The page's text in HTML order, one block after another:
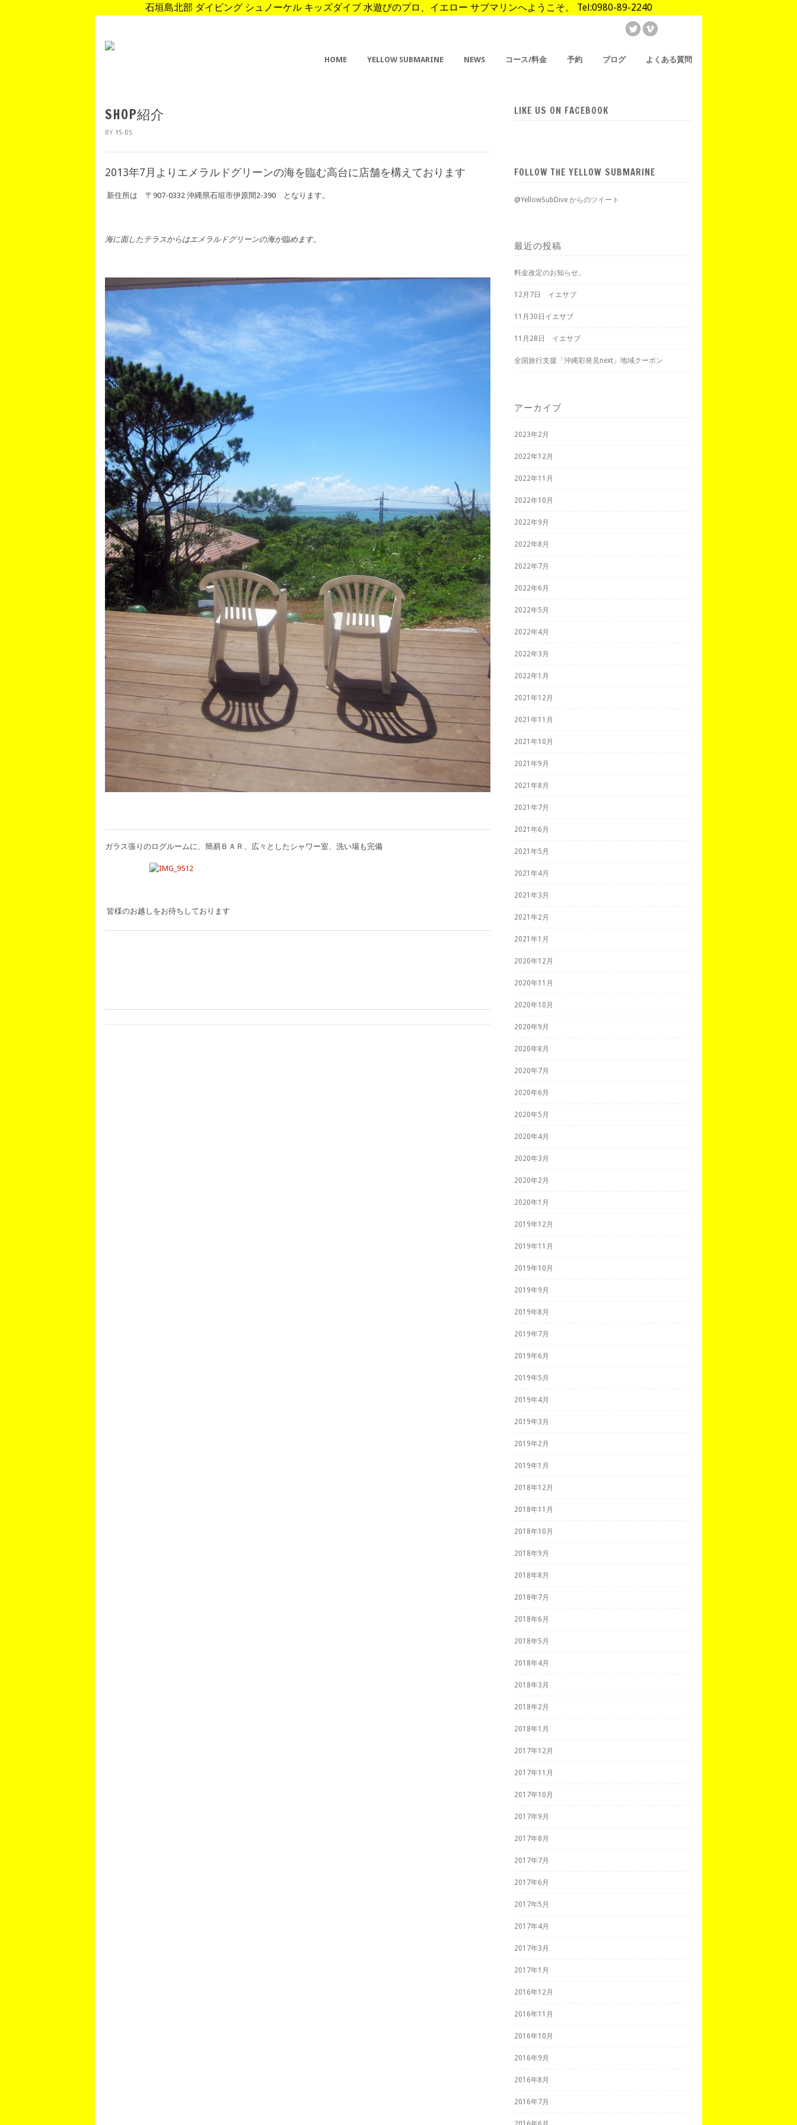
石垣島北部 ダイビング シュノーケル キッズダイブ 水遊びのプロ、イエロー サブマリンへようこそ。 Tel:0980-89-2240
HOME YELLOW SUBMARINE NEWS コース/料金 予約 ブログ よくある質問
SHOP紹介
BY YS-DS
2013年7月よりエメラルドグリーンの海を臨む高台に店舗を構えております
新住所は 〒907-0332 沖縄県石垣市伊原間2-390 となります。
海に面したテラスからはエメラルドグリーンの海が臨めます。
ガラス張りのログルームに、簡易ＢＡＲ、広々としたシャワー室、洗い場も完備
皆様のお越しをお待ちしております
LIKE US ON FACEBOOK
FOLLOW THE YELLOW SUBMARINE
@YellowSubDive からのツイート
最近の投稿
料金改定のお知らせ。
12月7日 イエサブ
11月30日イエサブ
11月28日 イエサブ
全国旅行支援「沖縄彩発見next」地域クーポン
アーカイブ
2023年2月
2022年12月
2022年11月
2022年10月
2022年9月
2022年8月
2022年7月
2022年6月
2022年5月
2022年4月
2022年3月
2022年1月
2021年12月
2021年11月
2021年10月
2021年9月
2021年8月
2021年7月
2021年6月
2021年5月
2021年4月
2021年3月
2021年2月
2021年1月
2020年12月
2020年11月
2020年10月
2020年9月
2020年8月
2020年7月
2020年6月
2020年5月
2020年4月
2020年3月
2020年2月
2020年1月
2019年12月
2019年11月
2019年10月
2019年9月
2019年8月
2019年7月
2019年6月
2019年5月
2019年4月
2019年3月
2019年2月
2019年1月
2018年12月
2018年11月
2018年10月
2018年9月
2018年8月
2018年7月
2018年6月
2018年5月
2018年4月
2018年3月
2018年2月
2018年1月
2017年12月
2017年11月
2017年10月
2017年9月
2017年8月
2017年7月
2017年6月
2017年5月
2017年4月
2017年3月
2017年1月
2016年12月
2016年11月
2016年10月
2016年9月
2016年8月
2016年7月